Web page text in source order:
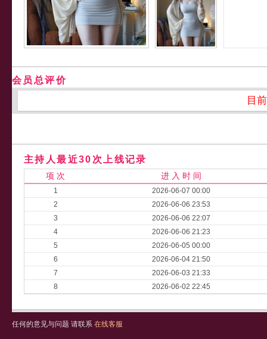
会员总评价
目
主持人最近30次上线记录
项 次 进 入 时 间
1
2026-06-07 00:00
2
2026-06-06 23:53
3
2026-06-06 22:07
4
2026-06-06 21:23
5
2026-06-05 00:00
6
2026-06-04 21:50
7
2026-06-03 21:33
8
2026-06-02 22:45
任何的意见与问题 请联系 在线客服